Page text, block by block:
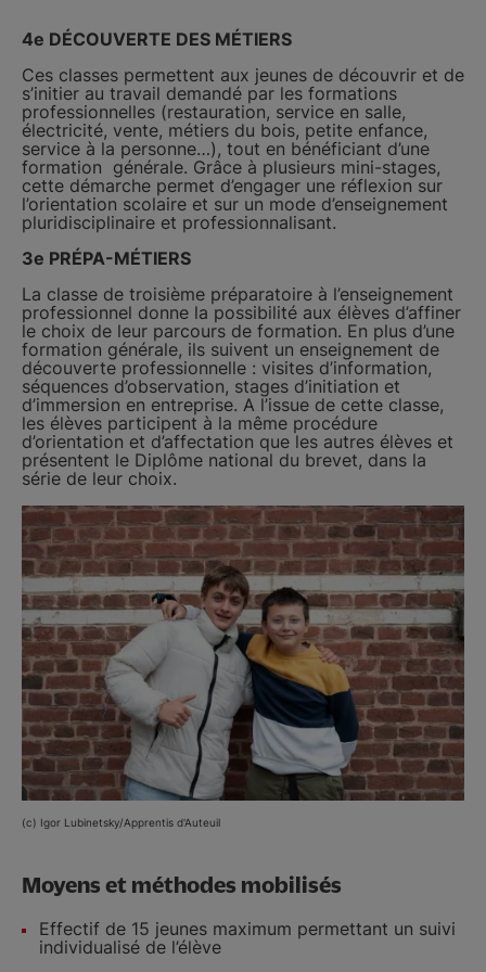
(c) Igor Lubinetsky/Apprentis d'Auteuil
4e DÉCOUVERTE DES MÉTIERS
Ces classes permettent aux jeunes de découvrir et de
s’initier au travail demandé par les formations
professionnelles (restauration, service en salle,
électricité, vente, métiers du bois, petite enfance,
service à la personne…), tout en bénéficiant d’une
formation générale. Grâce à plusieurs mini-stages,
cette démarche permet d’engager une réflexion sur
l’orientation scolaire et sur un mode d’enseignement
pluridisciplinaire et professionnalisant.
3e PRÉPA-MÉTIERS
La classe de troisième préparatoire à l’enseignement
professionnel donne la possibilité aux élèves d’affiner
le choix de leur parcours de formation. En plus d’une
formation générale, ils suivent un enseignement de
découverte professionnelle : visites d’information,
séquences d’observation, stages d’initiation et
d’immersion en entreprise. A l’issue de cette classe,
les élèves participent à la même procédure
d’orientation et d’affectation que les autres élèves et
présentent le Diplôme national du brevet, dans la
série de leur choix.
Moyens et méthodes mobilisés
Effectif de 15 jeunes maximum permettant un suivi
individualisé de l’élève